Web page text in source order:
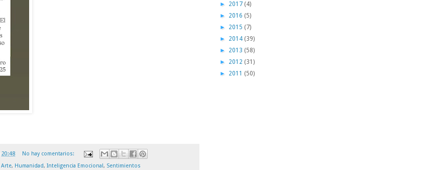
20:48
No hay comentarios:
Arte, Humanidad, Inteligencia Emocional , Sentimientos
► 2017 (4)
► 2016 (5)
► 2015 (7)
► 2014 (39)
► 2013 (58)
► 2012 (31)
► 2011 (50)